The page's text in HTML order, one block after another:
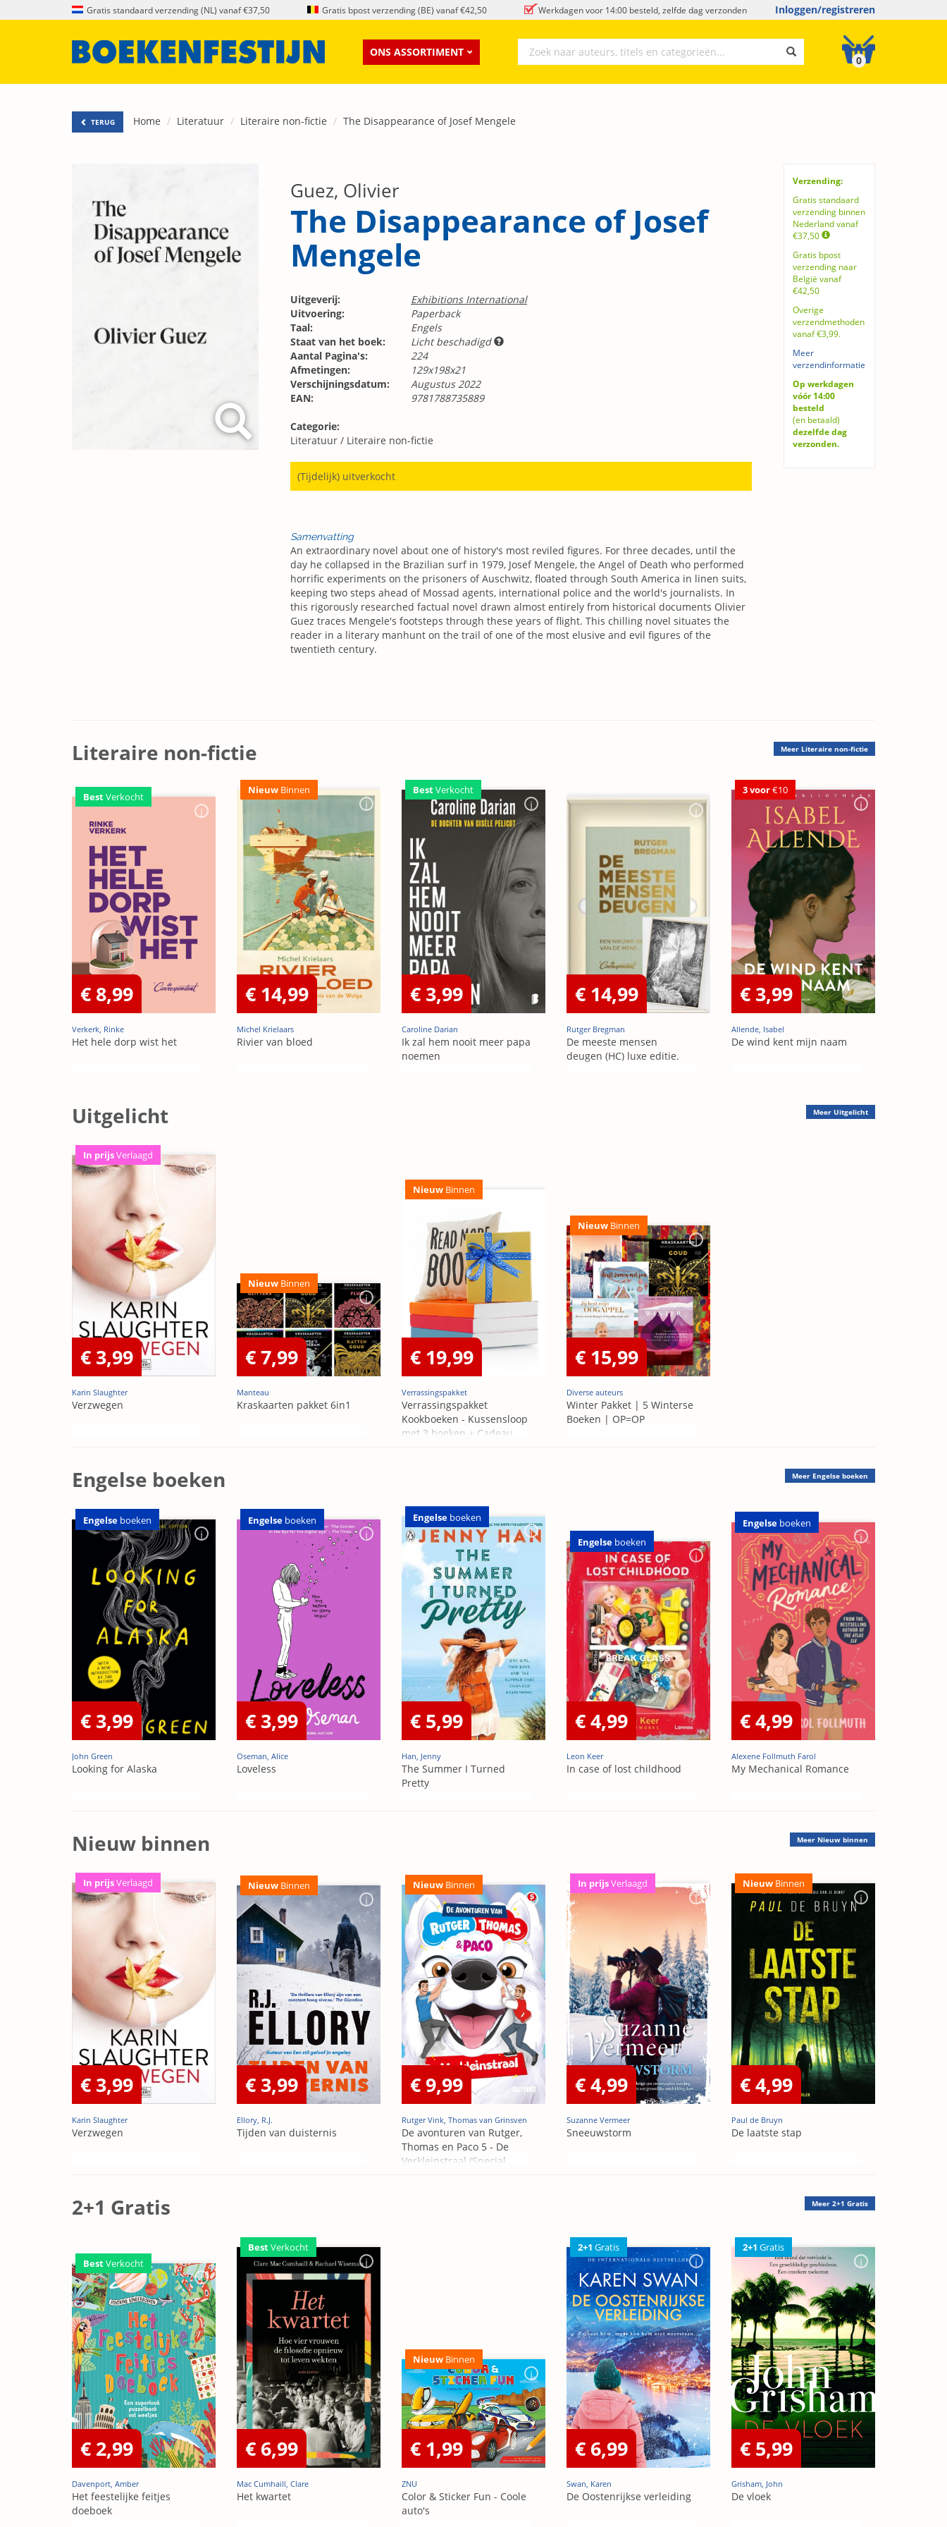
Gratis standaard verzending (NL) vanaf €37,50 Gratis bpost verzending (BE) vanaf €42,50 Werkdagen voor 14:00 besteld, zelfde dag verzonden Inloggen/registreren
ONS ASSORTIMENT
0
TERUG Home Literatuur Literaire non-fictie The Disappearance of Josef Mengele
Verzending:
Gratis standaard
verzending binnen
Nederland vanaf
€37,50
Gratis bpost
verzending naar
België vanaf
€42,50
Overige
verzendmethoden
vanaf €3,99.
Meer
verzendinformatie
Op werkdagen
vóór 14:00
besteld
(en betaald)
dezelfde dag
verzonden.
Guez, Olivier
The Disappearance of Josef
Mengele
Uitgeverij:
Exhibitions International
Uitvoering:
Paperback
Taal:
Engels
Staat van het boek:
Licht beschadigd
Aantal Pagina's:
224
Afmetingen:
129x198x21
Verschijningsdatum:
Augustus 2022
EAN:
9781788735889
Categorie:
Literatuur / Literaire non-fictie
(Tijdelijk) uitverkocht
Samenvatting
An extraordinary novel about one of history's most reviled figures. For three decades, until the
day he collapsed in the Brazilian surf in 1979, Josef Mengele, the Angel of Death who performed
horrific experiments on the prisoners of Auschwitz, floated through South America in linen suits,
keeping two steps ahead of Mossad agents, international police and the world's journalists. In
this rigorously researched factual novel drawn almost entirely from historical documents Olivier
Guez traces Mengele's footsteps through these years of flight. This chilling novel situates the
reader in a literary manhunt on the trail of one of the most elusive and evil figures of the
twentieth century.
Literaire non-fictie Meer Literaire non-fictie
BestVerkocht
€ 8,99
Verkerk, Rinke
Het hele dorp wist het
Nieuw Binnen
€ 14,99
Michel Krielaars
Rivier van bloed
BestVerkocht
€ 3,99
Caroline Darian
Ik zal hem nooit meer papa
noemen
€ 14,99
Rutger Bregman
De meeste mensen
deugen (HC) luxe editie.
3 voor€10
€ 3,99
Allende, Isabel
De wind kent mijn naam
Uitgelicht Meer Uitgelicht
In prijsVerlaagd
€ 3,99
Karin Slaughter
Verzwegen
Nieuw Binnen
€ 7,99
Manteau
Kraskaarten pakket 6in1
Nieuw Binnen
€ 19,99
Verrassingspakket
Verrassingspakket
Kookboeken - Kussensloop
met 3 boeken + Cadeau
Nieuw Binnen
€ 15,99
Diverse auteurs
Winter Pakket | 5 Winterse
Boeken | OP=OP
Engelse boeken Meer Engelse boeken
Engelse boeken
€ 3,99
John Green
Looking for Alaska
Engelse boeken
€ 3,99
Oseman, Alice
Loveless
Engelse boeken
€ 5,99
Han, Jenny
The Summer I Turned
Pretty
Engelse boeken
€ 4,99
Leon Keer
In case of lost childhood
Engelse boeken
€ 4,99
Alexene Follmuth Farol
My Mechanical Romance
Nieuw binnen Meer Nieuw binnen
In prijsVerlaagd
€ 3,99
Karin Slaughter
Verzwegen
Nieuw Binnen
€ 3,99
Ellory, R.J.
Tijden van duisternis
Nieuw Binnen
€ 9,99
Rutger Vink, Thomas van Grinsven
De avonturen van Rutger,
Thomas en Paco 5 - De
Verkleinstraal (Special
In prijsVerlaagd
€ 4,99
Suzanne Vermeer
Sneeuwstorm
Nieuw Binnen
€ 4,99
Paul de Bruyn
De laatste stap
2+1 Gratis Meer 2+1 Gratis
BestVerkocht
€ 2,99
Davenport, Amber
Het feestelijke feitjes
doeboek
BestVerkocht
€ 6,99
Mac Cumhaill, Clare
Het kwartet
Nieuw Binnen
€ 1,99
ZNU
Color & Sticker Fun - Coole
auto's
2+1 Gratis
€ 6,99
Swan, Karen
De Oostenrijkse verleiding
2+1 Gratis
€ 5,99
Grisham, John
De vloek